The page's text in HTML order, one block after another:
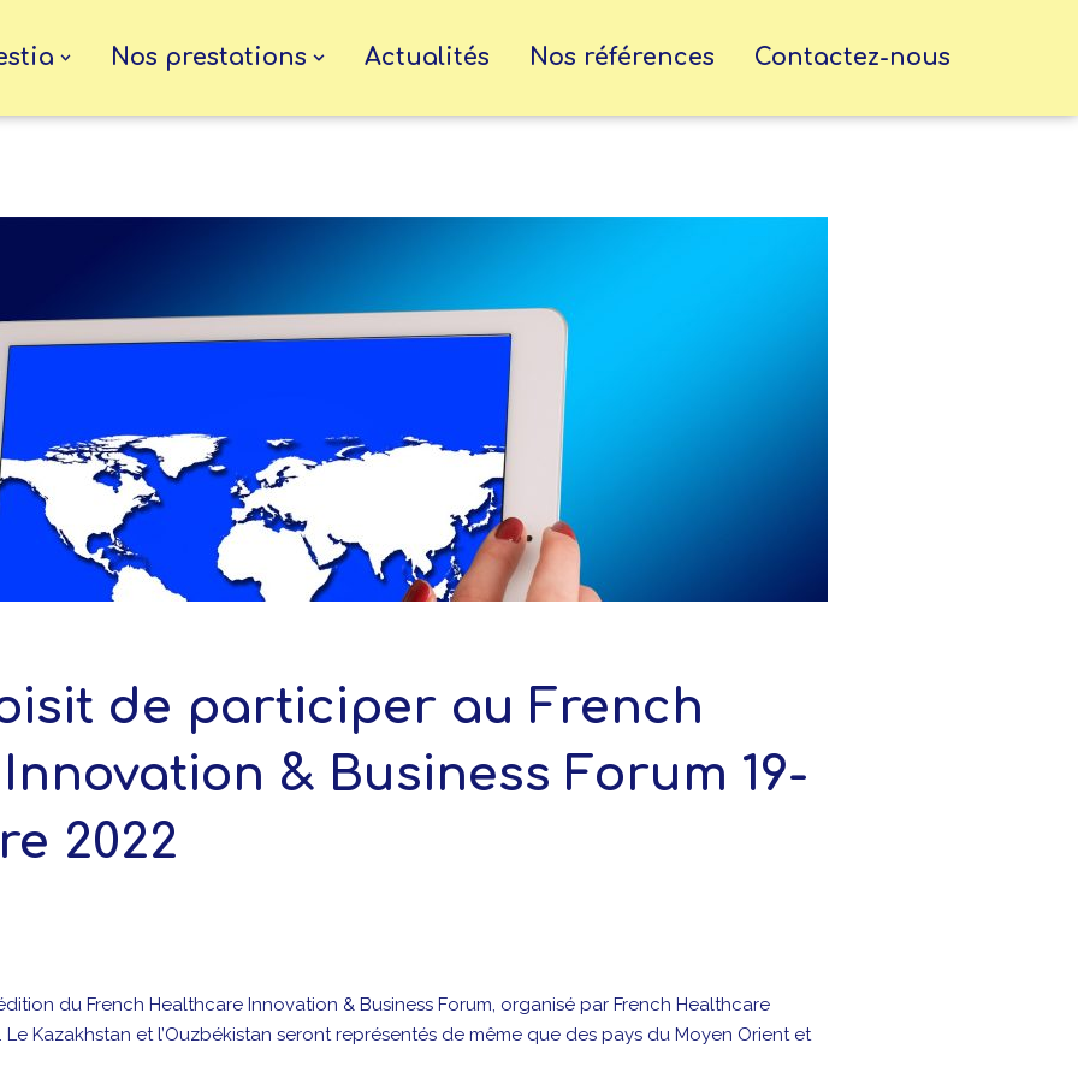
Nos prestations Actualités Nos références Contactez-nous
de participer au French
& Business Forum 19-
2022
du French Healthcare Innovation & Business Forum, organisé par French Healthcare
Kazakhstan et l’Ouzbékistan seront représentés de même que des pays du Moyen Orient et